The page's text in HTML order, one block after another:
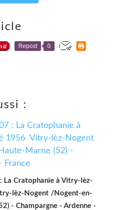
Repost 0
:
La Cratophanie à Vitry-lèz-
lèz-Nogent /Nogent-en-
- Champargne - Ardenne -